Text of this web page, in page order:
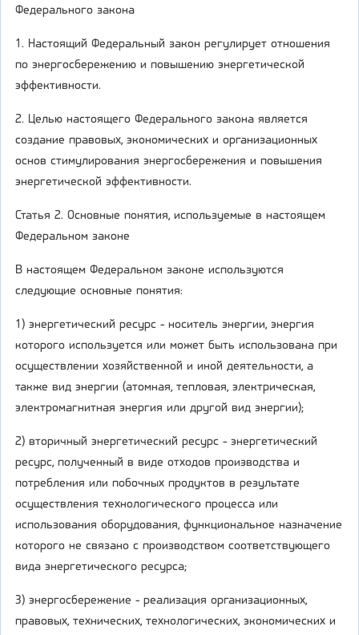
Федерального закона
1. Настоящий Федеральный закон регулирует отношения
по энергосбережению и повышению энергетической
эффективности.
2. Целью настоящего Федерального закона является
создание правовых, экономических и организационных
основ стимулирования энергосбережения и повышения
энергетической эффективности.
Статья 2. Основные понятия, используемые в настоящем
Федеральном законе
В настоящем Федеральном законе используются
следующие основные понятия:
1) энергетический ресурс - носитель энергии, энергия
которого используется или может быть использована при
осуществлении хозяйственной и иной деятельности, а
также вид энергии (атомная, тепловая, электрическая,
электромагнитная энергия или другой вид энергии);
2) вторичный энергетический ресурс - энергетический
ресурс, полученный в виде отходов производства и
потребления или побочных продуктов в результате
осуществления технологического процесса или
использования оборудования, функциональное назначение
которого не связано с производством соответствующего
вида энергетического ресурса;
3) энергосбережение - реализация организационных,
правовых, технических, технологических, экономических и